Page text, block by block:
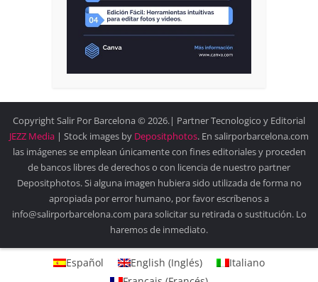
Copyright Salir Por Barcelona © 2026.| Partner Tecnologico y Editorial
JEZZ Media | Stock images by Depositphotos. En salirporbarcelona.com
las imágenes se emplean únicamente con fines editoriales y proceden
de bancos libres de derechos o con licencia de nuestro partner
Depositphotos. Si alguna imagen hubiera sido utilizada de forma no
apropiada por error humano, por favor escríbenos a
info@salirporbarcelona.com para solicitar su retirada o sustitución. Lo
haremos de inmediato.
Español English (Inglés)
Italiano